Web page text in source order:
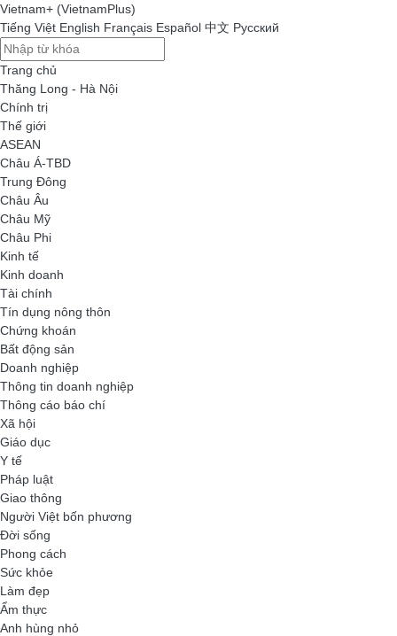
Vietnam+ (VietnamPlus)
Tiếng Việt English Français Español 中文 Русский
Trang chủ
Thăng Long - Hà Nội
Chính trị
Thế giới
ASEAN
Châu Á-TBD
Trung Đông
Châu Âu
Châu Mỹ
Châu Phi
Kinh tế
Kinh doanh
Tài chính
Tín dụng nông thôn
Chứng khoán
Bất động sản
Doanh nghiệp
Thông tin doanh nghiệp
Thông cáo báo chí
Xã hội
Giáo dục
Y tế
Pháp luật
Giao thông
Người Việt bốn phương
Đời sống
Phong cách
Sức khỏe
Làm đẹp
Ẩm thực
Anh hùng nhỏ